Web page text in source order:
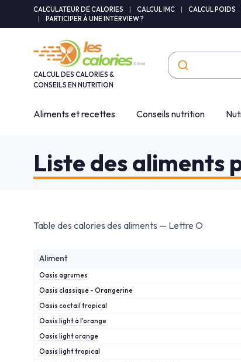
CALCULATEUR DE CALORIES CALCUL IMC CALCUL POIDS
PARTICIPER À UNE INTERVIEW ?
CALCUL DES CALORIES &
CONSEILS EN NUTRITION
Aliments et recettes Conseils nutrition
Liste des aliments
Table des calories des aliments — Lettre O
Aliment
Oasis agrumes
Oasis classique - Orangerine
Oasis coctail tropical
Oasis light à l'orange
Oasis light orange
Oasis light tropical
Panneau de gestion des cookies